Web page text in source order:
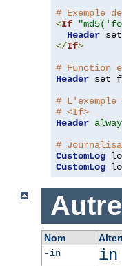
# Exemple
<If
Header
</If>
# Function
Header set
#
# <If>
Header
#
CustomLog
CustomLog
Nom
-in
in